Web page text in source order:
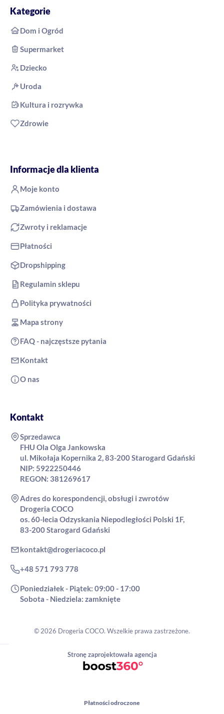
Kategorie
Dom i Ogród
Supermarket
Dziecko
Uroda
Kultura i rozrywka
Zdrowie
Informacje dla klienta
Moje konto
Zamówienia i dostawa
Zwroty i reklamacje
Płatności
Dropshipping
Regulamin sklepu
Polityka prywatności
Mapa strony
FAQ - najczęstsze pytania
Kontakt
O nas
Kontakt
Sprzedawca
FHU Ola Olga Jankowska
ul. Mikołaja Kopernika 2, 83-200 Starogard Gdański
NIP: 5922250446
REGON: 381269617
Adres do korespondencji, obsługi i zwrotów
Drogeria COCO
os. 60-lecia Odzyskania Niepodległości Polski 1F,
83-200 Starogard Gdański
kontakt@drogeriacoco.pl
+48 571 793 778
Poniedziałek - Piątek: 09:00 - 17:00
Sobota - Niedziela: zamknięte
© 2026 Drogeria COCO. Wszelkie prawa zastrzeżone.
Stronę zaprojektowała agencja
Płatności odroczone